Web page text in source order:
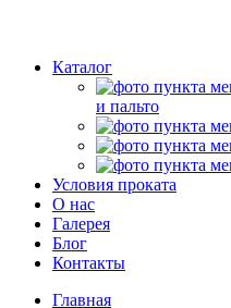
Каталог
и пальто
Условия проката
О нас
Галерея
Блог
Контакты
Главная